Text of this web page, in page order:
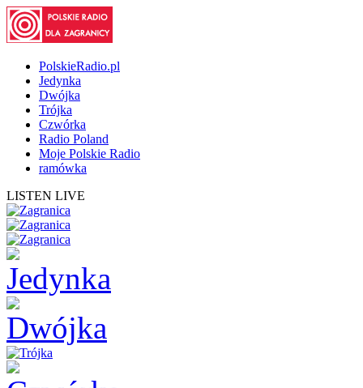
PolskieRadio.pl
Jedynka
Dwójka
Trójka
Czwórka
Radio Poland
Moje Polskie Radio
ramówka
LISTEN LIVE